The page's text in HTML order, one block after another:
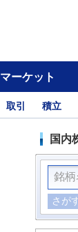
マーケット
取引 積立
国内
さが